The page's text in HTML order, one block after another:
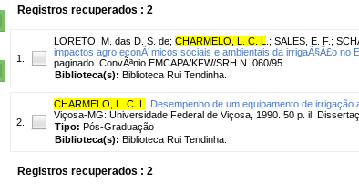
Registros recuperados : 2
1.
LORETO, M. das D. S. de; CHARMELO, L. C. L ; SALES, E. F. ;
impactos agro econÃ´micos sociais e ambientais da irrigaÃ§Ã£o no
paginado. ConvÃªnio EMCAPA/KFW/SRH N. 060/95.
Biblioteca(s): Biblioteca Rui Tendinha.
2.
CHARMELO, L. C. L
Desempenho de um equipamento de
Viçosa-MG: Universidade Federal de Viçosa, 1990. 50 p. il.
Tipo: Pós-Graduação
Biblioteca(s): Biblioteca Rui Tendinha.
Registros recuperados : 2